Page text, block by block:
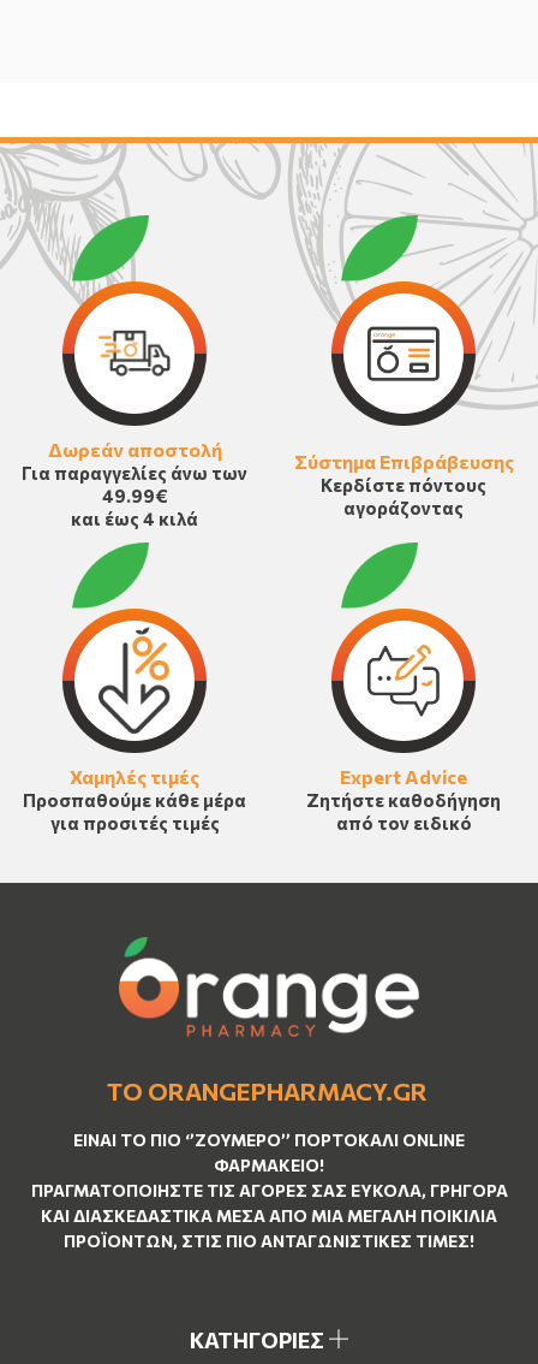
Δωρεάν αποστολή
Για παραγγελίες άνω των
49.99€
και έως 4 κιλά
Σύστημα Επιβράβευσης
Κερδίστε πόντους
αγοράζοντας
Χαμηλές τιμές
Προσπαθούμε κάθε μέρα
για προσιτές τιμές
Expert Advice
Ζητήστε καθοδήγηση
από τον ειδικό
ΤΟ ORANGEPHARMACY.GR
ΕΊΝΑΙ ΤO ΠΙΟ ‘’ΖΟΥΜΕΡΌ’’ ΠΟΡΤΟΚΑΛΊ ΟNLINE
ΦΑΡΜΑΚΕΊΟ!
ΠΡΑΓΜΑΤΟΠΟΙΉΣΤΕ ΤΙΣ ΑΓΟΡΈΣ ΣΑΣ ΕΎΚΟΛΑ, ΓΡΉΓΟΡΑ
ΚΑΙ ΔΙΑΣΚΕΔΑΣΤΙΚΆ ΜΈΣΑ ΑΠΌ ΜΙΑ ΜΕΓΆΛΗ ΠΟΙΚΙΛΊΑ
ΠΡΟΪΌΝΤΩΝ, ΣΤΙΣ ΠΙΟ ΑΝΤΑΓΩΝΙΣΤΙΚΈΣ ΤΙΜΈΣ!
ΚΑΤΗΓΟΡΙΕΣ